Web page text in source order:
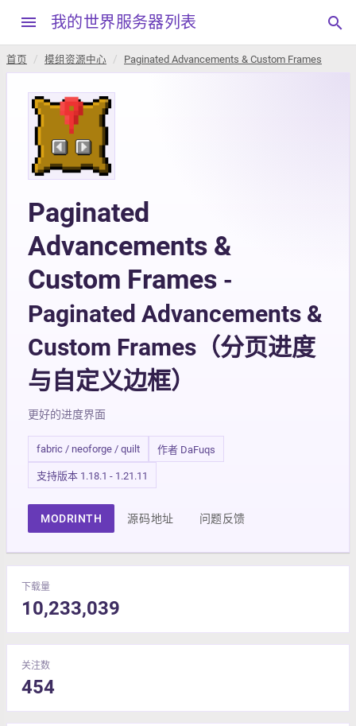
menu 我的世界服务器列表 search
首页 模组资源中心 Paginated Advancements & Custom Frames
Paginated
Advancements &
Custom Frames -
Paginated Advancements &
Custom Frames（分页进度
与自定义边框）
更好的进度界面
fabric / neoforge / quilt 作者 DaFuqs
支持版本 1.18.1 - 1.21.11
MODRINTH 源码地址 问题反馈
下载量
10,233,039
关注数
454